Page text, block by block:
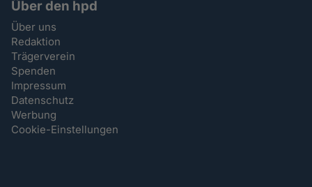
Über den hpd
Über uns
Redaktion
Trägerverein
Spenden
Impressum
Datenschutz
Werbung
Cookie-Einstellungen